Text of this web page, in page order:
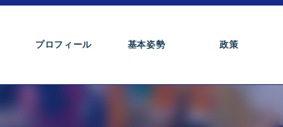
プロフィール 基本姿勢 政策